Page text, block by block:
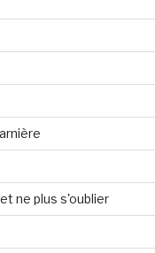
ne plus s'oublier